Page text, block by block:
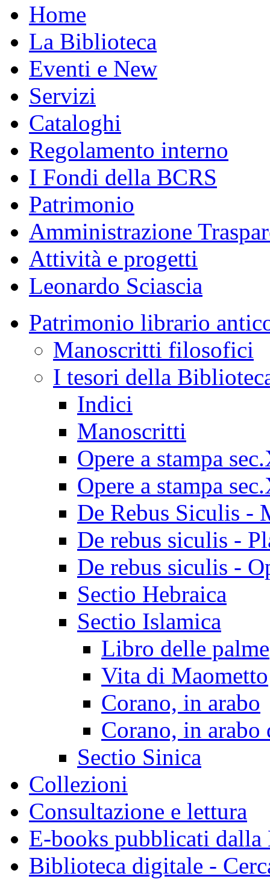
Home
La Biblioteca
Eventi e New
Servizi
Cataloghi
Regolamento interno
I Fondi della BCRS
Patrimonio
Amministrazione
Attività e progetti
Leonardo Sciascia
Patrimonio librario
Manoscritti filosofici
I tesori della
Indici
Manoscritti
Opere a stampa
Opere a stampa
De Rebus Siculis -
De rebus siculis -
De rebus siculis -
Sectio Hebraica
Sectio Islamica
Libro delle palme
Vita di Maometto
Corano, in arabo
Corano, in
Sectio Sinica
Collezioni
Consultazione e lettura
E-books pubblicati dalla
Biblioteca digitale -